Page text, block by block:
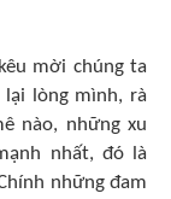
mời chúng ta
lòng mình, rà
nào, những xu
nhất, đó là
những đam